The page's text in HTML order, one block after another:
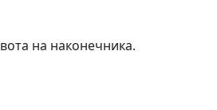
на наконечника.